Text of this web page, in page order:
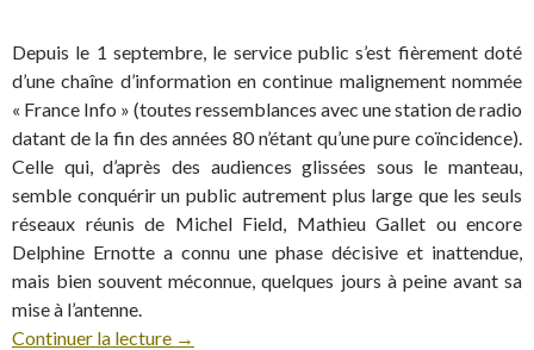
Depuis le 1 septembre, le service public s’est fièrement doté
d’une chaîne d’information en continue malignement nommée
« France Info » (toutes ressemblances avec une station de radio
datant de la fin des années 80 n’étant qu’une pure coïncidence).
Celle qui, d’après des audiences glissées sous le manteau,
semble conquérir un public autrement plus large que les seuls
réseaux réunis de Michel Field, Mathieu Gallet ou encore
Delphine Ernotte a connu une phase décisive et inattendue,
mais bien souvent méconnue, quelques jours à peine avant sa
mise à l’antenne.
Continuer la lecture →